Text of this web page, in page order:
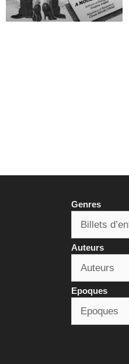
Genres
Auteurs
Epoques